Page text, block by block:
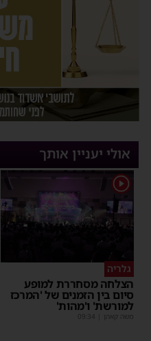
אולי יעניין אותך
1
גלריה
הצלחה מסחררת למופע
סיום בין הזמנים של 'המרכז
למורשת' ו'מהות'
משה קאהן 09:34